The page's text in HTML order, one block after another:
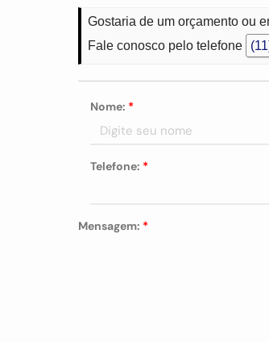
Gostaria de um orçamento ou
Fale conosco pelo telefone
Nome: *
Telefone: *
Mensagem: *